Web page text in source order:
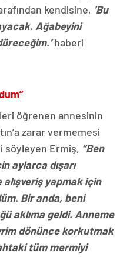
kendisine, ‘Bu
Ağabeyini
haberi
öğrenen annesinin
zarar vermemesi
söyleyen Ermiş, “Ben
aylarca dışarı
alışveriş yapmak için
Bir anda, beni
aklıma geldi. Anneme
dönünce korkutmak
tüm mermiyi